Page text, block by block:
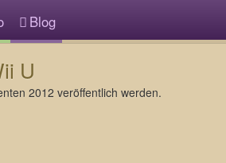
Blog
U
2012 veröffentlich werden.